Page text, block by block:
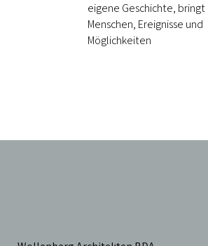
eigene Geschichte, bringt
Menschen, Ereignisse und
Möglichkeiten